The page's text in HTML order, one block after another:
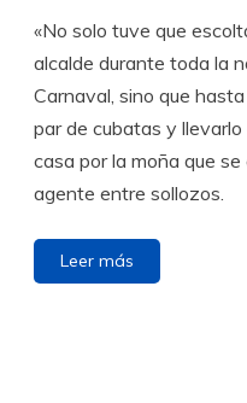
«No solo tuve que
alcalde durante toda la
Carnaval, sino que
par de cubatas y llevarlo
casa por la moña que
agente entre sollozos.
Leer más